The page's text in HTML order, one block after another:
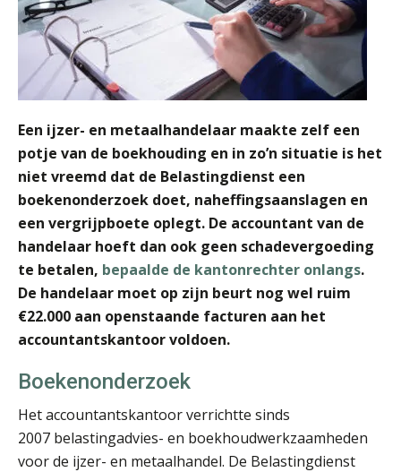
Een ijzer- en metaalhandelaar maakte zelf een
potje van de boekhouding en in zo’n situatie is het
niet vreemd dat de Belastingdienst een
boekenonderzoek doet, naheffingsaanslagen en
een vergrijpboete oplegt. De accountant van de
handelaar hoeft dan ook geen schadevergoeding
te betalen, bepaalde de kantonrechter onlangs.
De handelaar moet op zijn beurt nog wel ruim
€22.000 aan openstaande facturen aan het
accountantskantoor voldoen.
Boekenonderzoek
Het accountantskantoor verrichtte sinds
2007 belastingadvies- en boekhoudwerkzaamheden
voor de ijzer- en metaalhandel. De Belastingdienst
Patrick Wille
Chanien Engelbertink
Wilbert Nieuwenhuizen